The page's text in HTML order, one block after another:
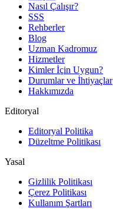
Nasıl Çalışır?
SSS
Rehberler
Blog
Uzman Kadromuz
Hizmetler
Kimler İçin Uygun?
Durumlar ve İhtiyaçlar
Hakkımızda
Editoryal
Editoryal Politika
Düzeltme Politikası
Yasal
Gizlilik Politikası
Çerez Politikası
Kullanım Şartları